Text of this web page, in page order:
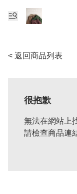
< 返回商品列表
很抱歉
無法在網站上
請檢查商品連